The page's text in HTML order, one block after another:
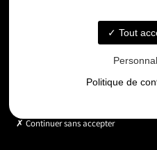
Email
Tout
Politique de
Continuer sans accepter